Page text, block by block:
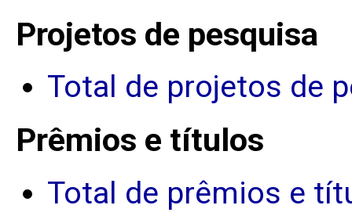
Projetos de pesquisa
Total de projetos de
Prêmios e títulos
Total de prêmios e